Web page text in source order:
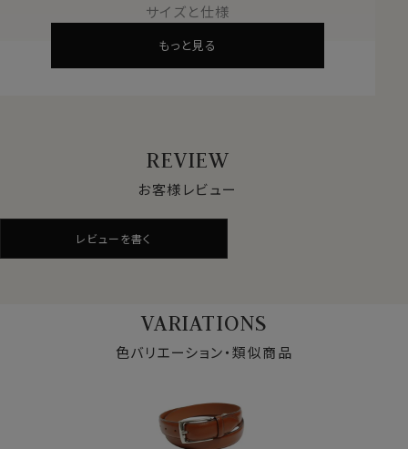
（真ん中、３つ目の穴で留めるとバランスよいきれいな着
帆型（シルバーニッケル）
(カットなし３番目の穴に通した場合)
※スポット商品につき再入荷はございません。
※製品の特性上、長さや色合いに多少の差があります
※革本来の風合いを生かす仕上げ加工の為、色落ち、
ベルトの切り方はこちら⇒
革ベルトのお手入れ方法はこちら⇒
サイズと仕様
もっと見る
REVIEW
お客様レビュー
レビューを書く
VARIATIONS
色バリエーション・類似商品